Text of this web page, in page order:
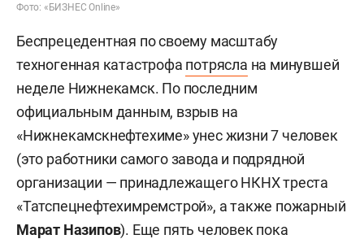
Фото: «БИЗНЕС Online»
Беспрецедентная по своему масштабу
техногенная катастрофа потрясла на минувшей
неделе Нижнекамск. По последним
официальным данным, взрыв на
«Нижнекамскнефтехиме» унес жизни 7 человек
(это работники самого завода и подрядной
организации — принадлежащего НКНХ треста
«Татспецнефтехимремстрой», а также пожарный
Марат Назипов). Еще пять человек пока